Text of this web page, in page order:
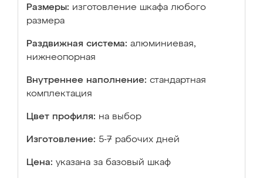
Размеры: изготовление шкафа любого
размера
Раздвижная система: алюминиевая,
нижнеопорная
Внутреннее наполнение: стандартная
комплектация
Цвет профиля: на выбор
Изготовление: 5-7 рабочих дней
Цена: указана за базовый шкаф